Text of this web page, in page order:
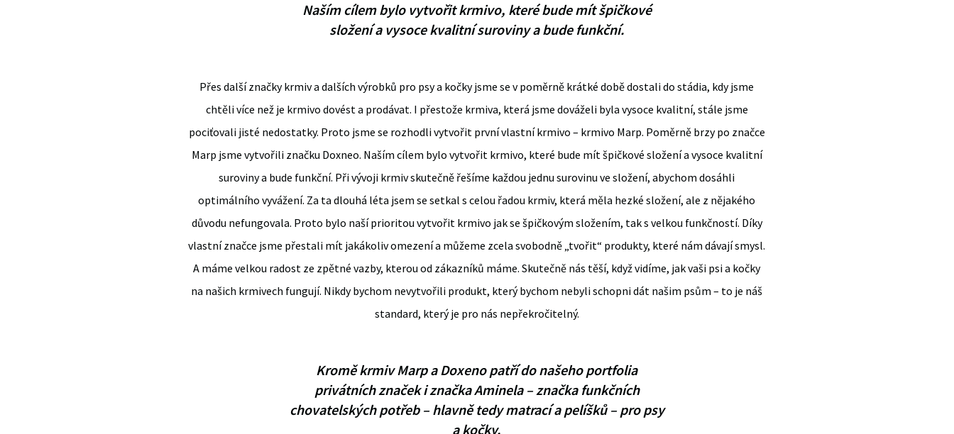
Naším cílem bylo vytvořit krmivo, které bude mít špičkové
složení a vysoce kvalitní suroviny a bude funkční.
Přes další značky krmiv a dalších výrobků pro psy a kočky jsme se v poměrně krátké době dostali do stádia, kdy jsme
chtěli více než je krmivo dovést a prodávat. I přestože krmiva, která jsme dováželi byla vysoce kvalitní, stále jsme
pociťovali jisté nedostatky. Proto jsme se rozhodli vytvořit první vlastní krmivo – krmivo Marp. Poměrně brzy po značce
Marp jsme vytvořili značku Doxneo. Naším cílem bylo vytvořit krmivo, které bude mít špičkové složení a vysoce kvalitní
suroviny a bude funkční. Při vývoji krmiv skutečně řešíme každou jednu surovinu ve složení, abychom dosáhli
optimálního vyvážení. Za ta dlouhá léta jsem se setkal s celou řadou krmiv, která měla hezké složení, ale z nějakého
důvodu nefungovala. Proto bylo naší prioritou vytvořit krmivo jak se špičkovým složením, tak s velkou funkčností. Díky
vlastní značce jsme přestali mít jakákoliv omezení a můžeme zcela svobodně „tvořit“ produkty, které nám dávají smysl.
A máme velkou radost ze zpětné vazby, kterou od zákazníků máme. Skutečně nás těší, když vidíme, jak vaši psi a kočky
na našich krmivech fungují. Nikdy bychom nevytvořili produkt, který bychom nebyli schopni dát našim psům – to je náš
standard, který je pro nás nepřekročitelný.
Kromě krmiv Marp a Doxeno patří do našeho portfolia
privátních značek i značka Aminela – značka funkčních
chovatelských potřeb – hlavně tedy matrací a pelíšků – pro psy
a kočky.